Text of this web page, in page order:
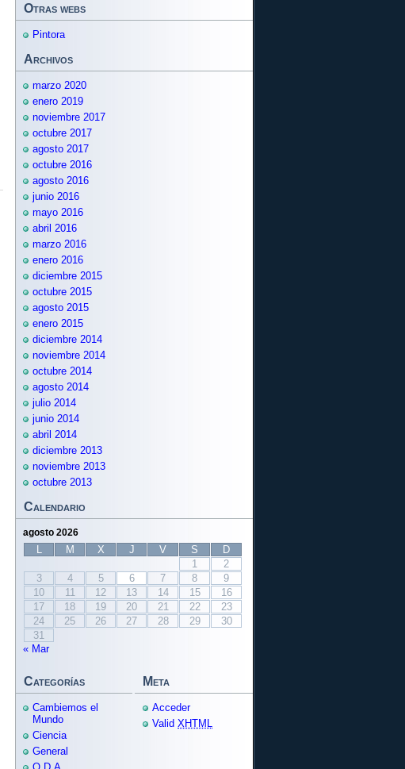
Otras webs
Pintora
Archivos
marzo 2020
enero 2019
noviembre 2017
octubre 2017
agosto 2017
octubre 2016
agosto 2016
junio 2016
mayo 2016
abril 2016
marzo 2016
enero 2016
diciembre 2015
octubre 2015
agosto 2015
enero 2015
diciembre 2014
noviembre 2014
octubre 2014
agosto 2014
julio 2014
junio 2014
abril 2014
diciembre 2013
noviembre 2013
octubre 2013
Calendario
agosto 2026
L M X J V S
D
1
2
3
4 5 6 7 8
9
10
11 12 13 14 15
16
17
18 19 20 21 22
23
24
25 26 27 28 29
30
31
« Mar
Categorías
Cambiemos el
Mundo
Ciencia
General
Meta
Acceder
Valid XHTML